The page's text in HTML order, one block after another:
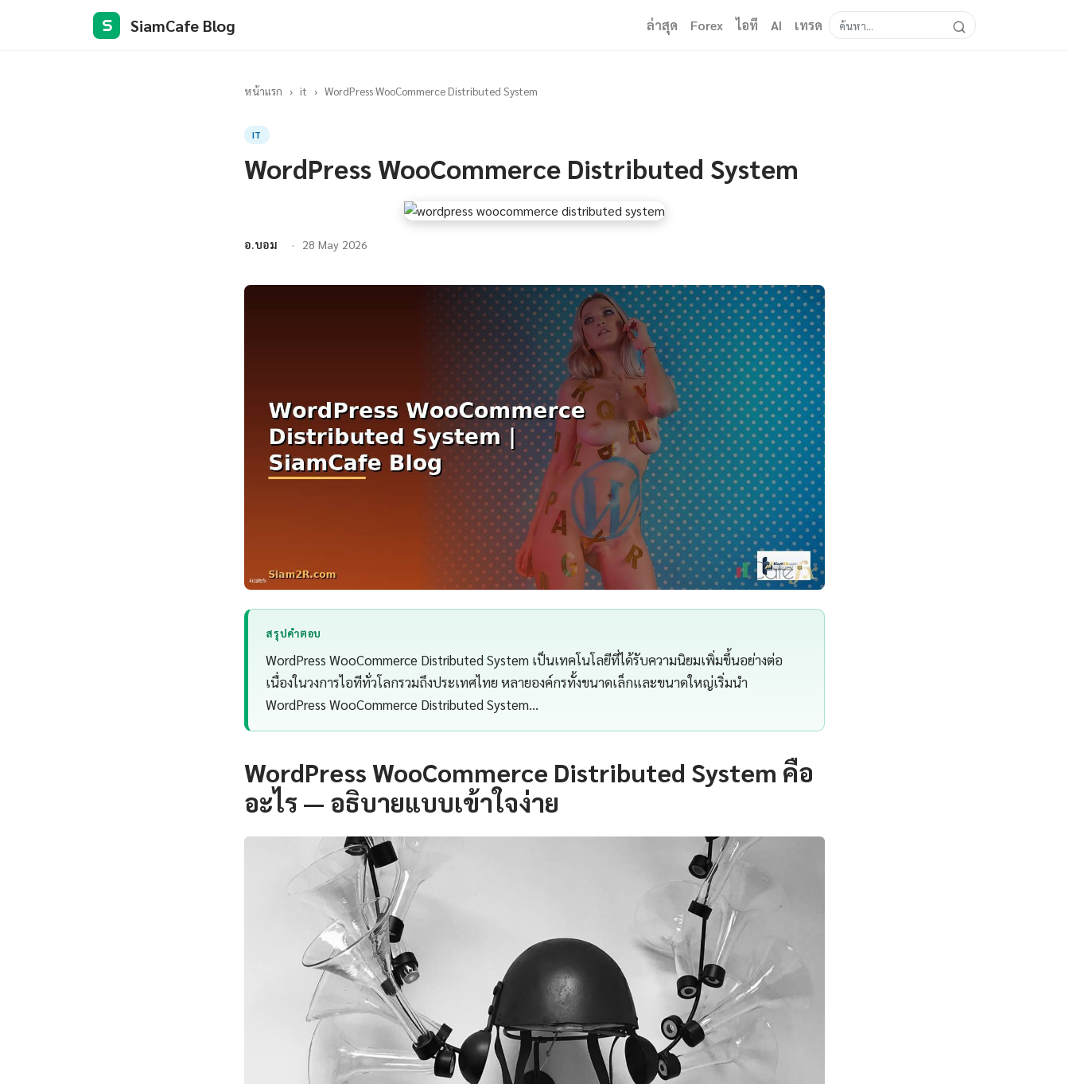
S SiamCafe Blog ล่าสุด Forex ไอที AI เทรด
หน้าแรก › it › WordPress WooCommerce Distributed System
IT
WordPress WooCommerce Distributed System
อ.บอม 28 May 2026
สรุปคำตอบ
WordPress WooCommerce Distributed System เป็นเทคโนโลยีที่ได้รับความนิยมเพิ่มขึ้นอย่างต่อ
เนื่องในวงการไอทีทั่วโลกรวมถึงประเทศไทย หลายองค์กรทั้งขนาดเล็กและขนาดใหญ่เริ่มนำ
WordPress WooCommerce Distributed System…
WordPress WooCommerce Distributed System คือ
อะไร — อธิบายแบบเข้าใจง่าย